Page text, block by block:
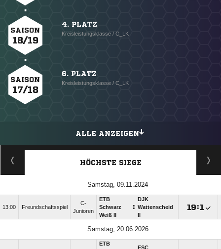
SAISON
18/19
4. PLATZ
Kreisleistungsklasse / C_LK
SAISON
17/18
6. PLATZ
Kreisleistungsklasse / C_LK
ALLE ANZEIGEN
HÖCHSTE SIEGE
Samstag, 09.11.2024
13:00 Freundschaftsspiel
C-
Junioren
ETB
Schwarz
Weiß II
:
DJK
Wattenscheid
:
Samstag, 20.06.2026
ETB
ESC